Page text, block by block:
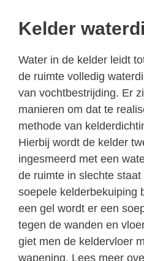
Kelder
Water in de kelder leidt
de ruimte volledig
van vochtbestrijding. Er
manieren om dat te
methode van
Hierbij wordt de kelder
ingesmeerd met een
de ruimte in slechte
soepele kelderbekuiping
een gel wordt er een
tegen de wanden en
giet men de keldervloer
wapening. Lees meer